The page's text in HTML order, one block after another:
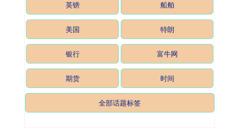
英镑 船舶
美国 特朗
银行 富牛网
期货 时间
全部话题标签